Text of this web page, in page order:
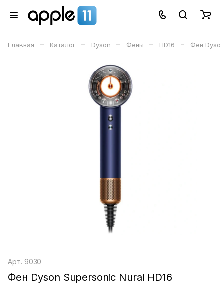
Главная – Каталог – Dyson – Фены – HD16 – Фен
Арт. 9030
Фен Dyson Supersonic Nural HD16